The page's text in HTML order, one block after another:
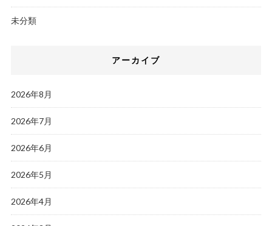
未分類
アーカイブ
2026年8月
2026年7月
2026年6月
2026年5月
2026年4月